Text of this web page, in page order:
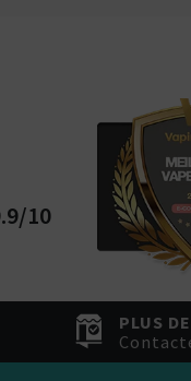
Kits pour Fumeur
MODÉRÉ
10
PLUS